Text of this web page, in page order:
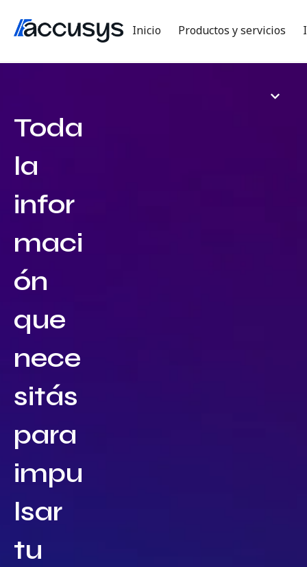
Inicio Productos y servicios
Toda
la
infor
maci
ón
que
nece
sitás
para
impu
lsar
tu